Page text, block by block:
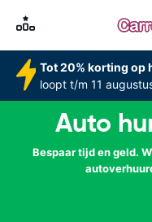
Tot 20% korting op
loopt t/m 11
Auto
Bespaar tijd en geld.